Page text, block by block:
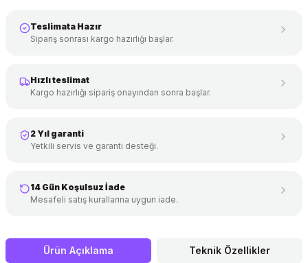
Teslimata Hazır
Sipariş sonrası kargo hazırlığı başlar.
Hızlı teslimat
Kargo hazırlığı sipariş onayından sonra başlar.
2 Yıl garanti
Yetkili servis ve garanti desteği.
14 Gün Koşulsuz İade
Mesafeli satış kurallarına uygun iade.
Ürün Açıklama Teknik Özellikler